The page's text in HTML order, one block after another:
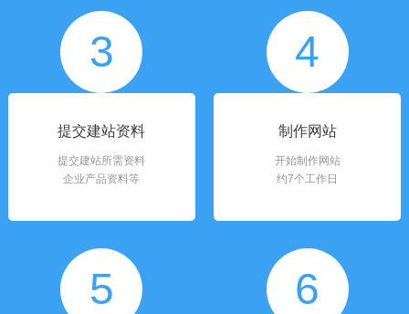
3
提交建站资料
提交建站所需资料
企业产品资料等
4
制作网站
开始制作网站
约7个工作日
5 6